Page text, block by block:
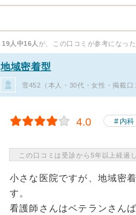
19人中16人 が、この口コミが参考になっ
地域密着型
雪452（本人・30代・女性・掲載口
4.0 内科
この口コミは受診から5年以上経過
小さな医院ですが、地域密
す。
看護師さんはベテランさん